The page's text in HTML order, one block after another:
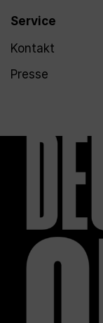
Service
Kontakt
Presse